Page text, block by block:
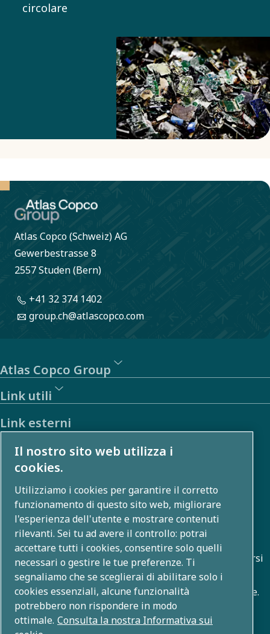
trasformate in
metallo puro
che può
essere
nuovi
prodotti. Il
richiede molta
energia, ma
con l'aiuto di
Atlas Copco
fonderia è ora
giusta per
ridurre il
consumo
energetico di
oltre 1 milione
di kWh
all'anno.
circolare
Atlas Copco (Schweiz) AG
Gewerbestrasse 8
2557 Studen (Bern)
+41 32 374 1402
group.ch@atlascopco.com
Atlas Copco Group
Link utili
Link esterni
Investitori
Galleria foto e video
Chi siamo
Atlas Copco Group sviluppa soluzioni innovative in diversi
ambiti, tra cui compressione dell'aria, tecnologie per il
vuoto, applicazioni industriali e sistemi di alimentazione.
Con un portafoglio globale di oltre 80 brand, offriamo la
tecnologia che trasforma il futuro.
Il nostro sito web utilizza i
cookies.
Utilizziamo i cookies per garantire il corretto
funzionamento di questo sito web, migliorare
l'esperienza dell'utente e mostrare contenuti
rilevanti. Sei tu ad avere il controllo: potrai
accettare tutti i cookies, consentire solo quelli
necessari o gestire le tue preferenze. Ti
segnaliamo che se sceglierai di abilitare solo i
cookies essenziali, alcune funzionalità
potrebbero non rispondere in modo
ottimale. Consulta la nostra Informativa sui